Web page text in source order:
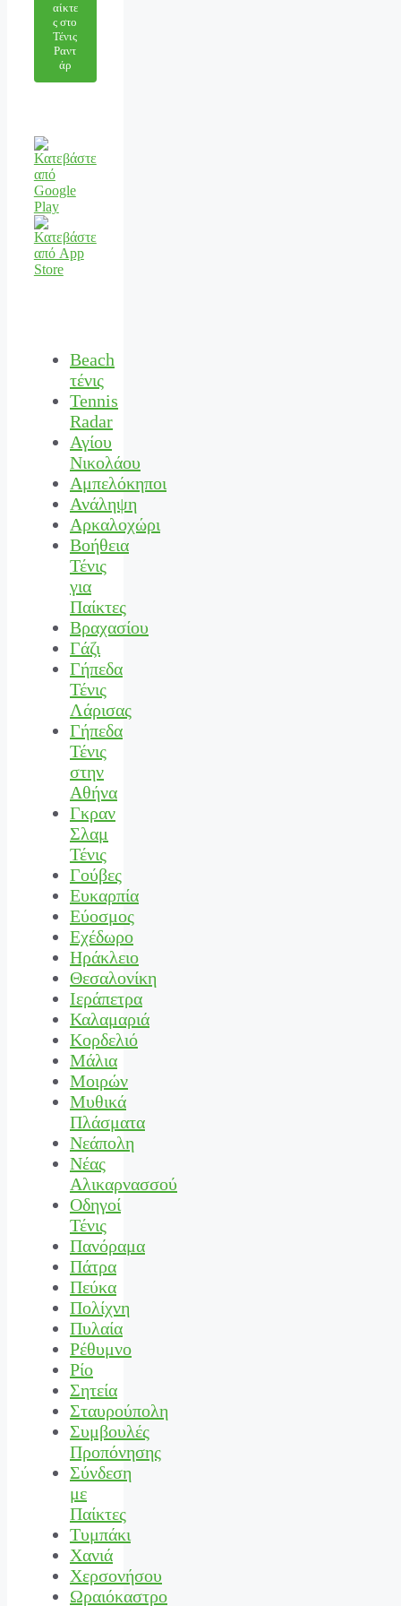
αίκτε
ς στο
Τένις
Ραντ
άρ
Beach
τένις
Tennis
Radar
Αγίου
Νικολάου
Αμπελόκηποι
Ανάληψη
Αρκαλοχώρι
Βοήθεια
Τένις
για
Παίκτες
Βραχασίου
Γάζι
Γήπεδα
Τένις
Λάρισας
Γήπεδα
Τένις
στην
Αθήνα
Γκραν
Σλαμ
Τένις
Γούβες
Ευκαρπία
Εύοσμος
Εχέδωρο
Ηράκλειο
Θεσαλονίκη
Ιεράπετρα
Καλαμαριά
Κορδελιό
Μάλια
Μοιρών
Μυθικά
Πλάσματα
Νεάπολη
Νέας
Αλικαρνασσού
Οδηγοί
Τένις
Πανόραμα
Πάτρα
Πεύκα
Πολίχνη
Πυλαία
Ρέθυμνο
Ρίο
Σητεία
Σταυρούπολη
Συμβουλές
Προπόνησης
Σύνδεση
με
Παίκτες
Τυμπάκι
Χανιά
Χερσονήσου
Ωραιόκαστρο